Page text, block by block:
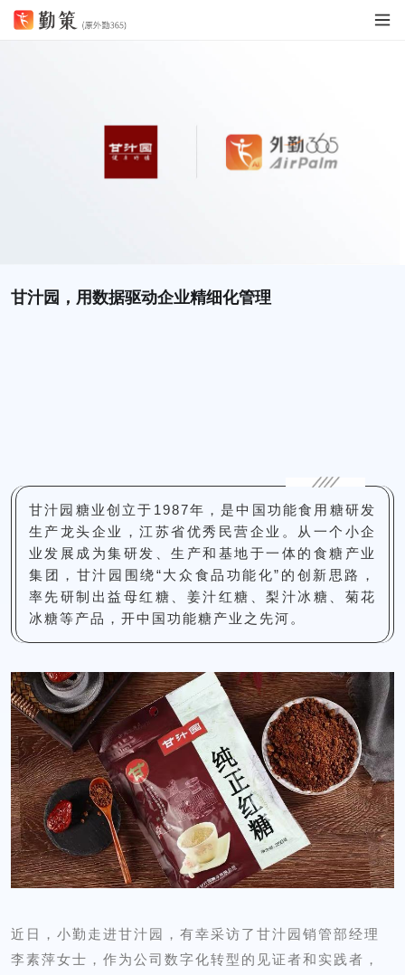
甘汁园，用数据驱动企业精细化管理
甘汁园糖业创立于1987年，是中国功能食用糖研发
生产龙头企业，江苏省优秀民营企业。
从一个小企
业发展成为集研发、生产和基地于一体的食糖产业
集团，甘汁园围绕“大众食品功能化”的创新思路，
率先研制出益母红糖、姜汁红糖、梨汁冰糖、菊花
冰糖等产品，开中国功能糖产业之先河。
近日，小勤走进甘汁园，有幸采访了甘汁园销管部经理
李素萍女士，作为公司数字化转型的见证者和实践者，